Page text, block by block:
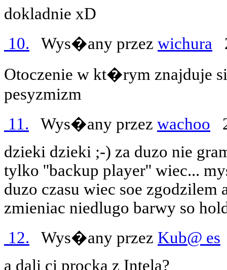
dokladnie xD
10. Wys�any przez wichura
Otoczenie w kt�rym znajduje
pesyzmizm
11. Wys�any przez wachoo
dzieki dzieki ;-) za duzo nie
tylko ''backup player'' wiec...
duzo czasu wiec soe zgodzilem
zmieniac niedlugo barwy so
12. Wys�any przez Kub@ es
a dali ci procka z Intela?